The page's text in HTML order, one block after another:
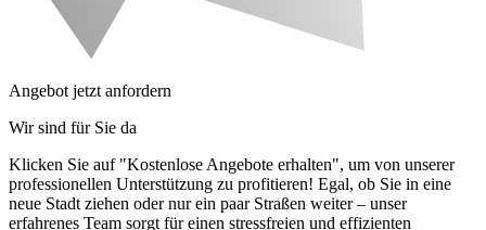
Angebot jetzt anfordern
Wir sind für Sie da
Klicken Sie auf "Kostenlose Angebote erhalten", um von unserer
professionellen Unterstützung zu profitieren! Egal, ob Sie in eine
neue Stadt ziehen oder nur ein paar Straßen weiter – unser
erfahrenes Team sorgt für einen stressfreien und effizienten